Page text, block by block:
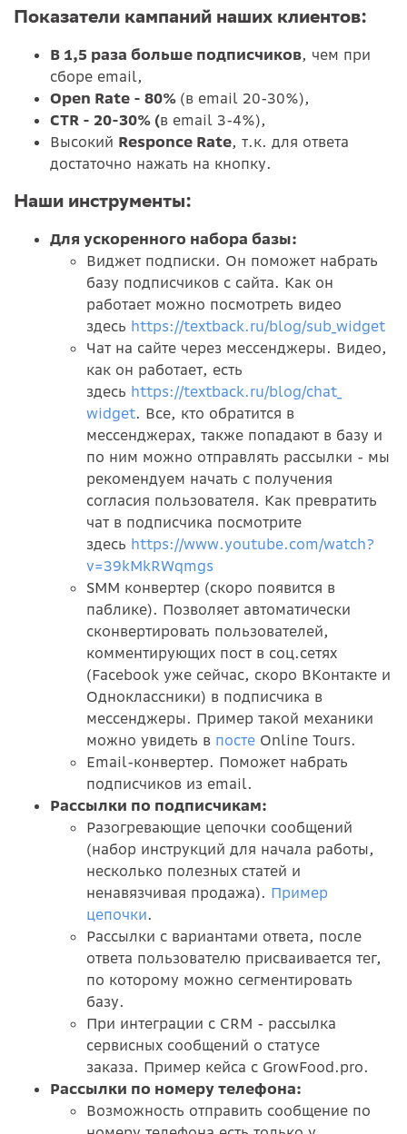
Показатели кампаний наших клиентов:
В 1,5 раза больше подписчиков, чем при
сборе email,
Open Rate - 80% (в email 20-30%),
CTR - 20-30% (в email 3-4%),
Высокий Responce Rate, т.к. для ответа
достаточно нажать на кнопку.
Наши инструменты:
Для ускоренного набора базы:
Виджет подписки. Он поможет набрать
базу подписчиков с сайта. Как он
работает можно посмотреть видео
здесь https://textback.ru/blog/sub_widget
Чат на сайте через мессенджеры. Видео,
как он работает, есть
здесь https://textback.ru/blog/chat_
widget. Все, кто обратится в
мессенджерах, также попадают в базу и
по ним можно отправлять рассылки - мы
рекомендуем начать с получения
согласия пользователя. Как превратить
чат в подписчика посмотрите
здесь https://www.youtube.com/watch?
v=39kMkRWqmgs
SMM конвертер (скоро появится в
паблике). Позволяет автоматически
сконвертировать пользователей,
комментирующих пост в соц.сетях
(Facebook уже сейчас, скоро ВКонтакте и
Одноклассники) в подписчика в
мессенджеры. Пример такой механики
можно увидеть в посте Online Tours.
Email-конвертер. Поможет набрать
подписчиков из email.
Рассылки по подписчикам:
Разогревающие цепочки сообщений
(набор инструкций для начала работы,
несколько полезных статей и
ненавязчивая продажа). Пример
цепочки.
Рассылки с вариантами ответа, после
ответа пользователю присваивается тег,
по которому можно сегментировать
базу.
При интеграции с CRM - рассылка
сервисных сообщений о статусе
заказа. Пример кейса с GrowFood.pro.
Рассылки по номеру телефона:
Возможность отправить сообщение по